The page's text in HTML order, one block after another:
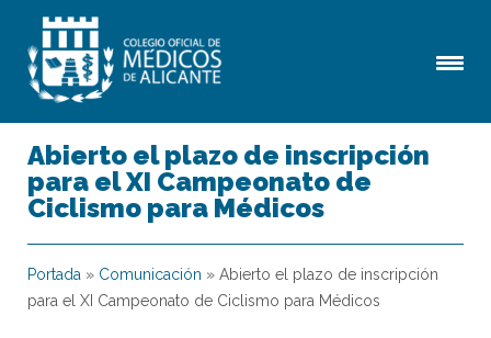
Abierto el plazo de inscripción
para el XI Campeonato de
Ciclismo para Médicos
Portada » Comunicación » Abierto el plazo de inscripción
para el XI Campeonato de Ciclismo para Médicos